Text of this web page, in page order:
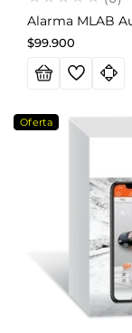
Precio
habitual
$99.900
Oferta